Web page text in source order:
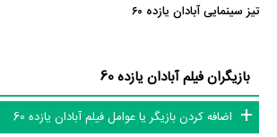
یازده 60 بهترین اثر
شبنم گودرزیو یکی از 4 اثر شاخص
شبنم گودرزیدر حرفه بازیگری محسوب می‌شود.
براساس امتیاز مردم فیلم آبادان یازده 60 بهترین اثر
تیز سینمایی آبادان یازده ۶۰
بازیگران فیلم آبادان یازده 60
اضافه کردن بازیگر یا عوامل فیلم آبادان یازده 60